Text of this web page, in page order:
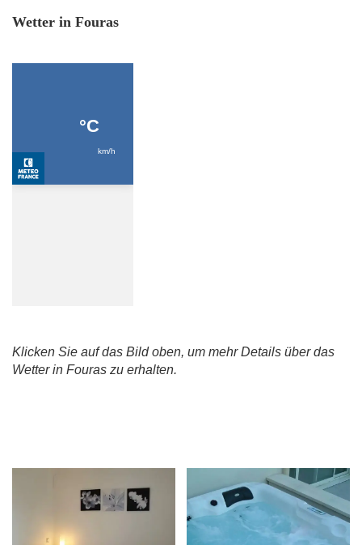
Wetter in Fouras
Klicken Sie auf das Bild oben, um mehr Details über das
Wetter in Fouras zu erhalten.